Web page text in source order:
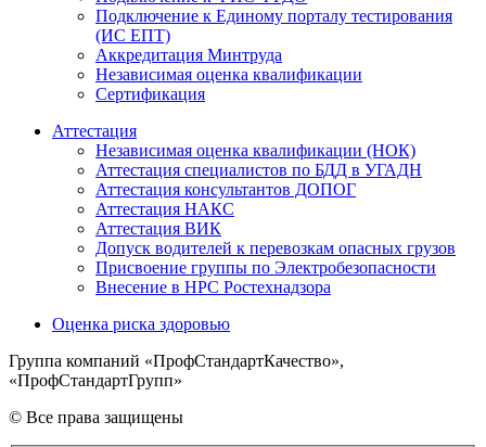
Подключение к Единому порталу тестирования
(ИС ЕПТ)
Аккредитация Минтруда
Независимая оценка квалификации
Сертификация
Аттестация
Независимая оценка квалификации (НОК)
Аттестация специалистов по БДД в УГАДН
Аттестация консультантов ДОПОГ
Аттестация НАКС
Аттестация ВИК
Допуск водителей к перевозкам опасных грузов
Присвоение группы по Электробезопасности
Внесение в НРС Ростехнадзора
Оценка риска здоровью
Группа компаний «ПрофСтандартКачество»,
«ПрофСтандартГрупп»
© Все права защищены